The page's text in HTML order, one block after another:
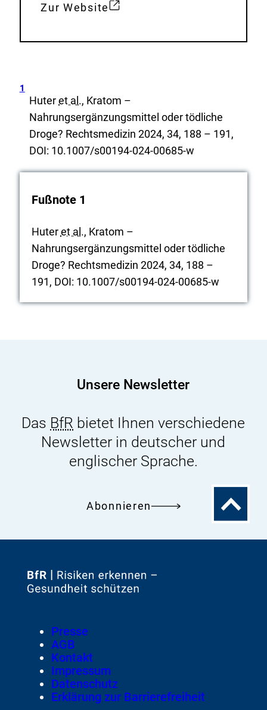
E
n
e
r
L
k
Zur Website
Zur
Erwähnung
der
Fußnote
1
Huteret al., Kratom –
Nahrungsergänzungsmittel oder tödliche
Droge? Rechtsmedizin 2024, 34, 188 – 191,
DOI: 10.1007/s00194-024-00685-w
Fußnote 1
Huteret al., Kratom –
Nahrungsergänzungsmittel oder tödliche
Droge? Rechtsmedizin 2024, 34, 188 –
191, DOI: 10.1007/s00194-024-00685-w
Unsere Newsletter
Das BfR bietet Ihnen verschiedene
Newsletter in deutscher und
englischer Sprache.
Abonnieren
Zum
Zur
Footer
Meta-
Navigation
Presse
AGB
Kontakt
Impressum
Datenschutz
Erklärung zur Barrierefreiheit